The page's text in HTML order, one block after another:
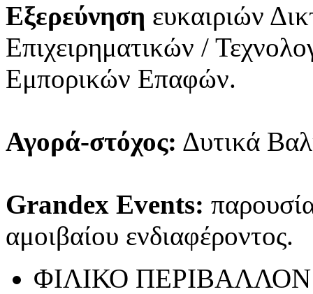
Εξερεύνηση ευκαιριών
Επιχειρηματικών /
Εμπορικών Επαφών.
Αγορά-στόχος: Δυτικά
Grandex Events:
αμοιβαίου ενδιαφέροντος.
ΦΙΛΙΚΟ ΠΕΡΙΒΑΛΛΟΝ